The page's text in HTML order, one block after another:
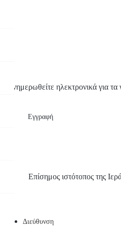
Ενημερωθείτε ηλεκτρονικά για τα
Εγγραφή
Επίσημος ιστότοπος της
Διεύθυνση